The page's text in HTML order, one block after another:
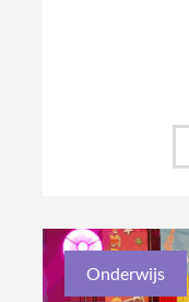
Onderwijs